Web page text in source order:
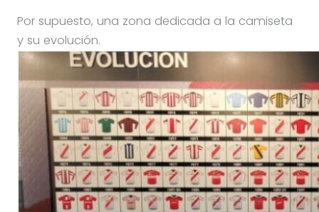
Por supuesto, una zona dedicada a la camiseta
y su evolución.